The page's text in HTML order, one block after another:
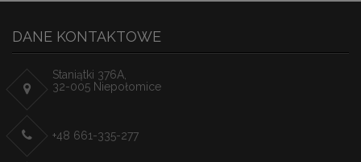
DANE KONTAKTOWE
Staniątki 376A,
32-005 Niepołomice
+48 661-335-277